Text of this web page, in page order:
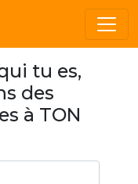
tu es,
des
à TON